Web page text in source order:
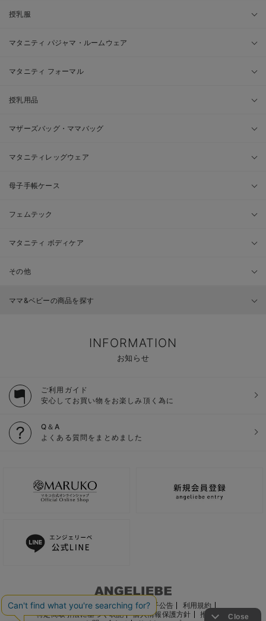
授乳服
マタニティ パジャマ・ルームウェア
マタニティ フォーマル
授乳用品
マザーズバッグ・ママバッグ
マタニティレッグウェア
母子手帳ケース
フェムテック
マタニティ ボディケア
その他
ママ&ベビーの商品を探す
INFORMATION
お知らせ
ご利用ガイド
安心してお買い物をお楽しみ頂く為に
Q＆A
よくある質問をまとめました
ご利用ガイド 会社概要 電子公告
利用規約
特定商取引法に基づく表記
個人情報保護方針
推奨環境